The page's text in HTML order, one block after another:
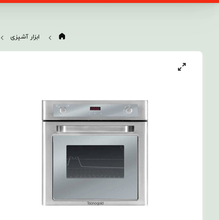
ابزار آشپزی